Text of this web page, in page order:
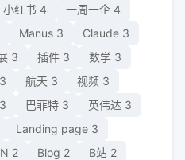
小红书 4 一周一企 4
Manus 3 Claude 3
3 插件 3 数学 3
3 航天 3 视频 3
3 巴菲特 3 英伟达 3
Landing page 3
2 Blog 2 B站 2